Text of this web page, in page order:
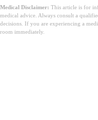
Medical Disclaimer: This article is for
medical advice. Always consult a
decisions. If you are experiencing a
room immediately.